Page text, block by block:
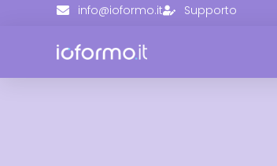
info@ioformo.it Supporto